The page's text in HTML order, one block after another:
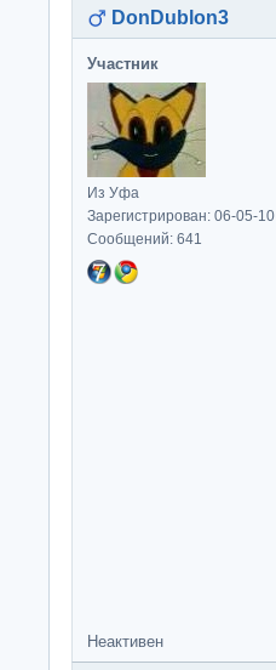
DonDublon3
Участник
Из Уфа
Зарегистрирован: 06-05-10
Сообщений: 641
Неактивен